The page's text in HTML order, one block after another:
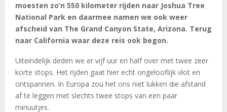
moesten zo’n 550 kilometer rijden naar Joshua Tree
National Park en daarmee namen we ook weer
afscheid van The Grand Canyon State, Arizona. Terug
naar California waar deze reis ook begon.
Uiteindelijk deden we er vijf uur en half over met twee zeer
korte stops. Het rijden gaat hier echt ongelooflijk vlot en
ontspannen. In Europa zou het ons niet lukken die afstand
af te leggen met slechts twee stops van een paar
minuutjes.